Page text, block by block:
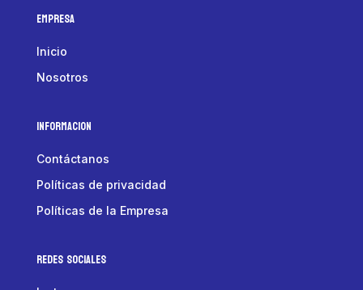
Empresa
Inicio
Nosotros
Informacion
Contáctanos
Políticas de privacidad
Políticas de la Empresa
Redes Sociales